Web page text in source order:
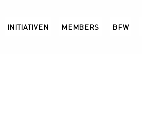
INITIATIVEN MEMBERS BFW